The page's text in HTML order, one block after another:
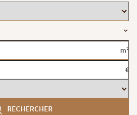
m²
€
RECHERCHER